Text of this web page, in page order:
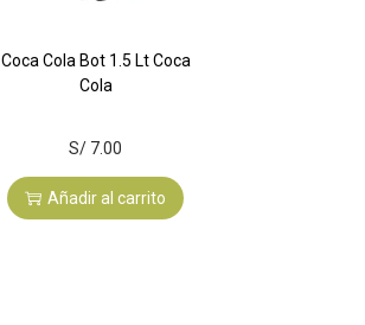
Coca Cola Bot 1.5 Lt Coca
Cola
S/ 7.00
Añadir al carrito